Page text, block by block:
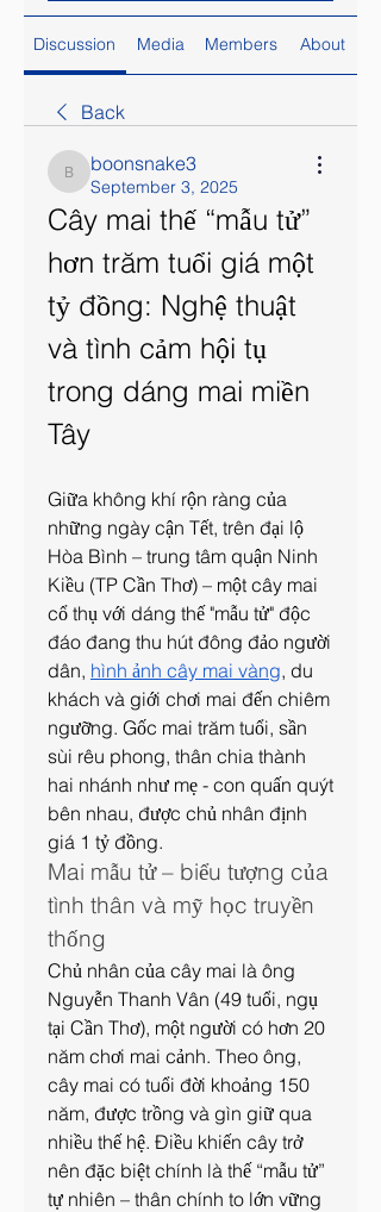
Discussion Media Members About
Back
boonsnake3
boonsnake3
September 3, 2025
Cây mai thế “mẫu tử”
hơn trăm tuổi giá một
tỷ đồng: Nghệ thuật
và tình cảm hội tụ
trong dáng mai miền
Tây
Giữa không khí rộn ràng của
những ngày cận Tết, trên đại lộ
Hòa Bình – trung tâm quận Ninh
Kiều (TP Cần Thơ) – một cây mai
cổ thụ với dáng thế "mẫu tử" độc
đáo đang thu hút đông đảo người
dân, hình ảnh cây mai vàng, du
khách và giới chơi mai đến chiêm
ngưỡng. Gốc mai trăm tuổi, sần
sùi rêu phong, thân chia thành
hai nhánh như mẹ - con quấn quýt
bên nhau, được chủ nhân định
giá 1 tỷ đồng.
Mai mẫu tử – biểu tượng của
tình thân và mỹ học truyền
thống
Chủ nhân của cây mai là ông
Nguyễn Thanh Vân (49 tuổi, ngụ
tại Cần Thơ), một người có hơn 20
năm chơi mai cảnh. Theo ông,
cây mai có tuổi đời khoảng 150
năm, được trồng và gìn giữ qua
nhiều thế hệ. Điều khiến cây trở
nên đặc biệt chính là thế “mẫu tử”
tự nhiên – thân chính to lớn vững